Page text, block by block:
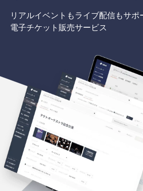
リアルイベントもライブ配信もサポ
電子チケット販売サービス